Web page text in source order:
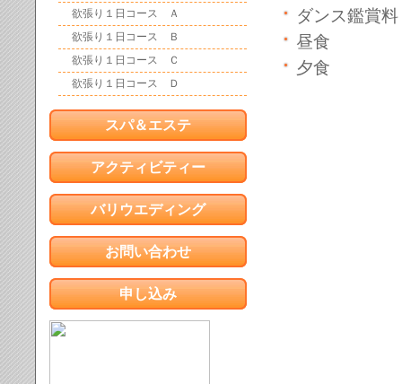
欲張り１日コース Ａ
欲張り１日コース Ｂ
欲張り１日コース Ｃ
欲張り１日コース Ｄ
スパ＆エステ
アクティビティー
バリウエディング
お問い合わせ
申し込み
ダンス鑑賞料
昼食
夕食